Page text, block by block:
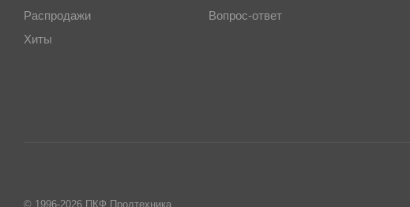
Распродажи
Хиты
Вопрос-ответ
© 1996-2026 ПКФ Продтехника